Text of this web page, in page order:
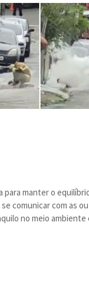
para manter o
comunicar com as
no meio ambiente